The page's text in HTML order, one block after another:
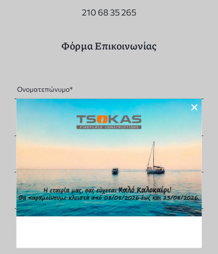
×
210 68 35 265
Φόρμα Επικοινωνίας